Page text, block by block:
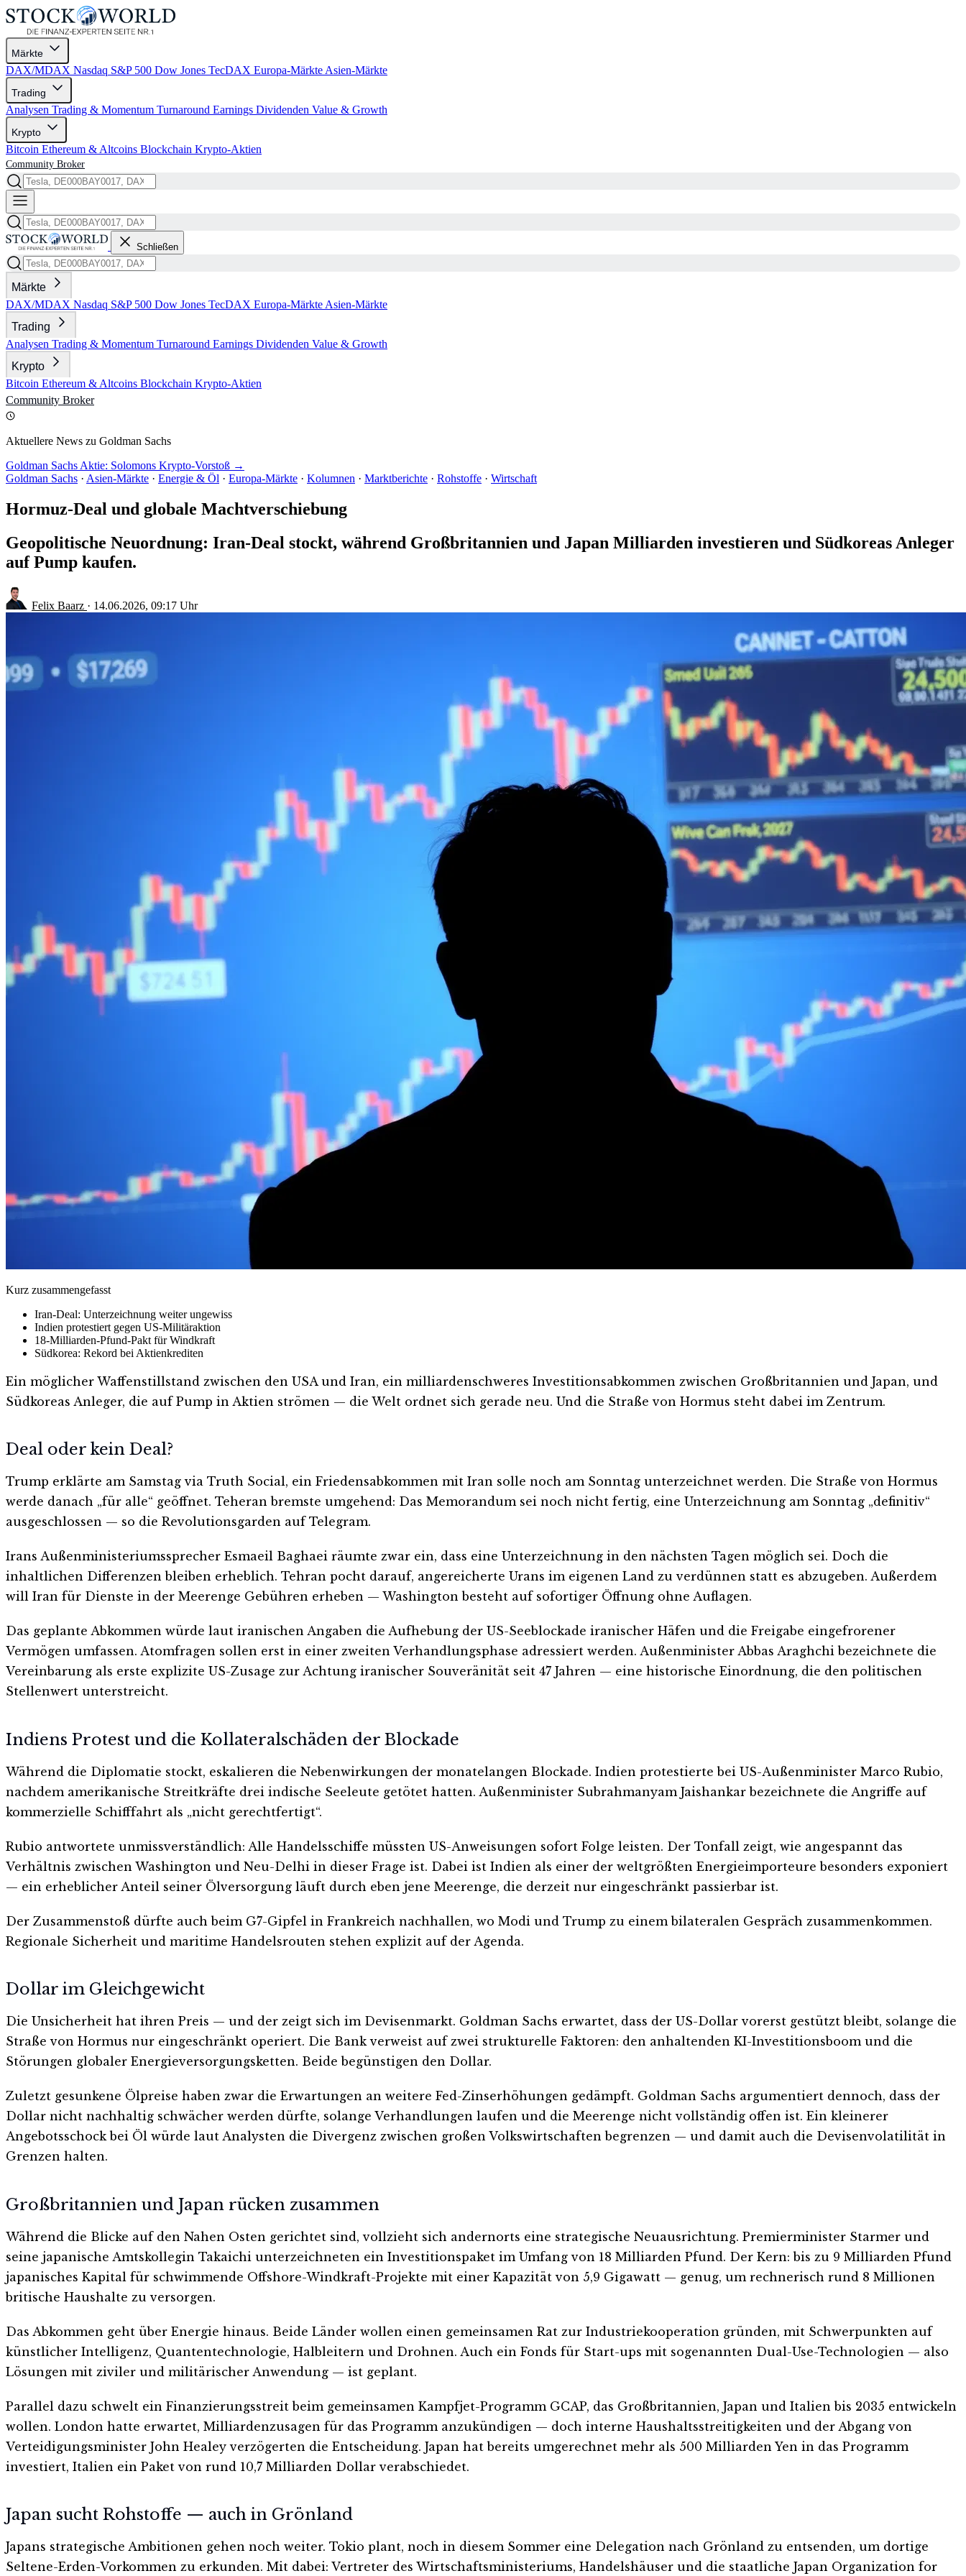
Märkte
DAX/MDAX Nasdaq S&P 500 Dow Jones TecDAX Europa-Märkte Asien-Märkte
Trading
Analysen Trading & Momentum Turnaround Earnings Dividenden Value & Growth
Krypto
Bitcoin Ethereum & Altcoins Blockchain Krypto-Aktien
Community Broker
Schließen
Märkte
DAX/MDAX Nasdaq S&P 500 Dow Jones TecDAX Europa-Märkte Asien-Märkte
Trading
Analysen Trading & Momentum Turnaround Earnings Dividenden Value & Growth
Krypto
Bitcoin Ethereum & Altcoins Blockchain Krypto-Aktien
Community Broker
Aktuellere News zu Goldman Sachs
Goldman Sachs Aktie: Solomons Krypto-Vorstoß →
Goldman Sachs · Asien-Märkte · Energie & Öl · Europa-Märkte · Kolumnen · Marktberichte · Rohstoffe · Wirtschaft
Hormuz-Deal und globale Machtverschiebung
Geopolitische Neuordnung: Iran-Deal stockt, während Großbritannien und Japan Milliarden investieren und Südkoreas Anleger
auf Pump kaufen.
Felix Baarz · 14.06.2026, 09:17 Uhr
Kurz zusammengefasst
Iran-Deal: Unterzeichnung weiter ungewiss
Indien protestiert gegen US-Militäraktion
18-Milliarden-Pfund-Pakt für Windkraft
Südkorea: Rekord bei Aktienkrediten
Ein möglicher Waffenstillstand zwischen den USA und Iran, ein milliardenschweres Investitionsabkommen zwischen Großbritannien und Japan, und
Südkoreas Anleger, die auf Pump in Aktien strömen — die Welt ordnet sich gerade neu. Und die Straße von Hormus steht dabei im Zentrum.
Deal oder kein Deal?
Trump erklärte am Samstag via Truth Social, ein Friedensabkommen mit Iran solle noch am Sonntag unterzeichnet werden. Die Straße von Hormus
werde danach „für alle“ geöffnet. Teheran bremste umgehend: Das Memorandum sei noch nicht fertig, eine Unterzeichnung am Sonntag „definitiv“
ausgeschlossen — so die Revolutionsgarden auf Telegram.
Irans Außenministeriumssprecher Esmaeil Baghaei räumte zwar ein, dass eine Unterzeichnung in den nächsten Tagen möglich sei. Doch die
inhaltlichen Differenzen bleiben erheblich. Tehran pocht darauf, angereicherte Urans im eigenen Land zu verdünnen statt es abzugeben. Außerdem
will Iran für Dienste in der Meerenge Gebühren erheben — Washington besteht auf sofortiger Öffnung ohne Auflagen.
Das geplante Abkommen würde laut iranischen Angaben die Aufhebung der US-Seeblockade iranischer Häfen und die Freigabe eingefrorener
Vermögen umfassen. Atomfragen sollen erst in einer zweiten Verhandlungsphase adressiert werden. Außenminister Abbas Araghchi bezeichnete die
Vereinbarung als erste explizite US-Zusage zur Achtung iranischer Souveränität seit 47 Jahren — eine historische Einordnung, die den politischen
Stellenwert unterstreicht.
Indiens Protest und die Kollateralschäden der Blockade
Während die Diplomatie stockt, eskalieren die Nebenwirkungen der monatelangen Blockade. Indien protestierte bei US-Außenminister Marco Rubio,
nachdem amerikanische Streitkräfte drei indische Seeleute getötet hatten. Außenminister Subrahmanyam Jaishankar bezeichnete die Angriffe auf
kommerzielle Schifffahrt als „nicht gerechtfertigt“.
Rubio antwortete unmissverständlich: Alle Handelsschiffe müssten US-Anweisungen sofort Folge leisten. Der Tonfall zeigt, wie angespannt das
Verhältnis zwischen Washington und Neu-Delhi in dieser Frage ist. Dabei ist Indien als einer der weltgrößten Energieimporteure besonders exponiert
— ein erheblicher Anteil seiner Ölversorgung läuft durch eben jene Meerenge, die derzeit nur eingeschränkt passierbar ist.
Der Zusammenstoß dürfte auch beim G7-Gipfel in Frankreich nachhallen, wo Modi und Trump zu einem bilateralen Gespräch zusammenkommen.
Regionale Sicherheit und maritime Handelsrouten stehen explizit auf der Agenda.
Dollar im Gleichgewicht
Die Unsicherheit hat ihren Preis — und der zeigt sich im Devisenmarkt. Goldman Sachs erwartet, dass der US-Dollar vorerst gestützt bleibt, solange die
Straße von Hormus nur eingeschränkt operiert. Die Bank verweist auf zwei strukturelle Faktoren: den anhaltenden KI-Investitionsboom und die
Störungen globaler Energieversorgungsketten. Beide begünstigen den Dollar.
Zuletzt gesunkene Ölpreise haben zwar die Erwartungen an weitere Fed-Zinserhöhungen gedämpft. Goldman Sachs argumentiert dennoch, dass der
Dollar nicht nachhaltig schwächer werden dürfte, solange Verhandlungen laufen und die Meerenge nicht vollständig offen ist. Ein kleinerer
Angebotsschock bei Öl würde laut Analysten die Divergenz zwischen großen Volkswirtschaften begrenzen — und damit auch die Devisenvolatilität in
Grenzen halten.
Großbritannien und Japan rücken zusammen
Während die Blicke auf den Nahen Osten gerichtet sind, vollzieht sich andernorts eine strategische Neuausrichtung. Premierminister Starmer und
seine japanische Amtskollegin Takaichi unterzeichneten ein Investitionspaket im Umfang von 18 Milliarden Pfund. Der Kern: bis zu 9 Milliarden Pfund
japanisches Kapital für schwimmende Offshore-Windkraft-Projekte mit einer Kapazität von 5,9 Gigawatt — genug, um rechnerisch rund 8 Millionen
britische Haushalte zu versorgen.
Das Abkommen geht über Energie hinaus. Beide Länder wollen einen gemeinsamen Rat zur Industriekooperation gründen, mit Schwerpunkten auf
künstlicher Intelligenz, Quantentechnologie, Halbleitern und Drohnen. Auch ein Fonds für Start-ups mit sogenannten Dual-Use-Technologien — also
Lösungen mit ziviler und militärischer Anwendung — ist geplant.
Parallel dazu schwelt ein Finanzierungsstreit beim gemeinsamen Kampfjet-Programm GCAP, das Großbritannien, Japan und Italien bis 2035 entwickeln
wollen. London hatte erwartet, Milliardenzusagen für das Programm anzukündigen — doch interne Haushaltsstreitigkeiten und der Abgang von
Verteidigungsminister John Healey verzögerten die Entscheidung. Japan hat bereits umgerechnet mehr als 500 Milliarden Yen in das Programm
investiert, Italien ein Paket von rund 10,7 Milliarden Dollar verabschiedet.
Japan sucht Rohstoffe — auch in Grönland
Japans strategische Ambitionen gehen noch weiter. Tokio plant, noch in diesem Sommer eine Delegation nach Grönland zu entsenden, um dortige
Seltene-Erden-Vorkommen zu erkunden. Mit dabei: Vertreter des Wirtschaftsministeriums, Handelshäuser und die staatliche Japan Organization for